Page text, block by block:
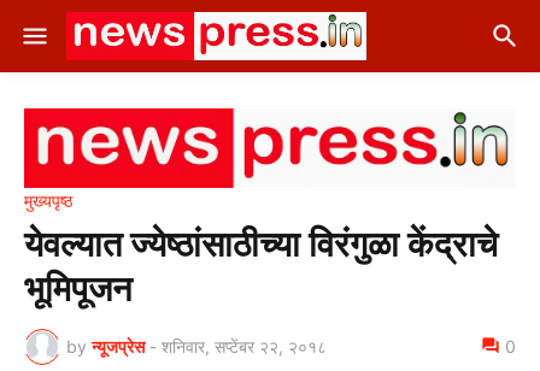
मुख्यपृष्ठ
येवल्यात ज्येष्ठांसाठीच्या विरंगुळा केंद्राचे
भूमिपूजन
by न्यूजप्रेस - शनिवार, सप्टेंबर २२, २०१८ 0